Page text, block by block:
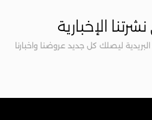
الإخبارية
ليصلك كل جديد عروضنا واخبارنا